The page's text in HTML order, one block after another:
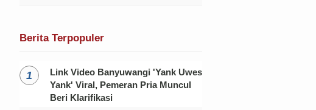
Berita Terpopuler
Link Video Banyuwangi 'Yank Uwes
Yank' Viral, Pemeran Pria Muncul
Beri Klarifikasi